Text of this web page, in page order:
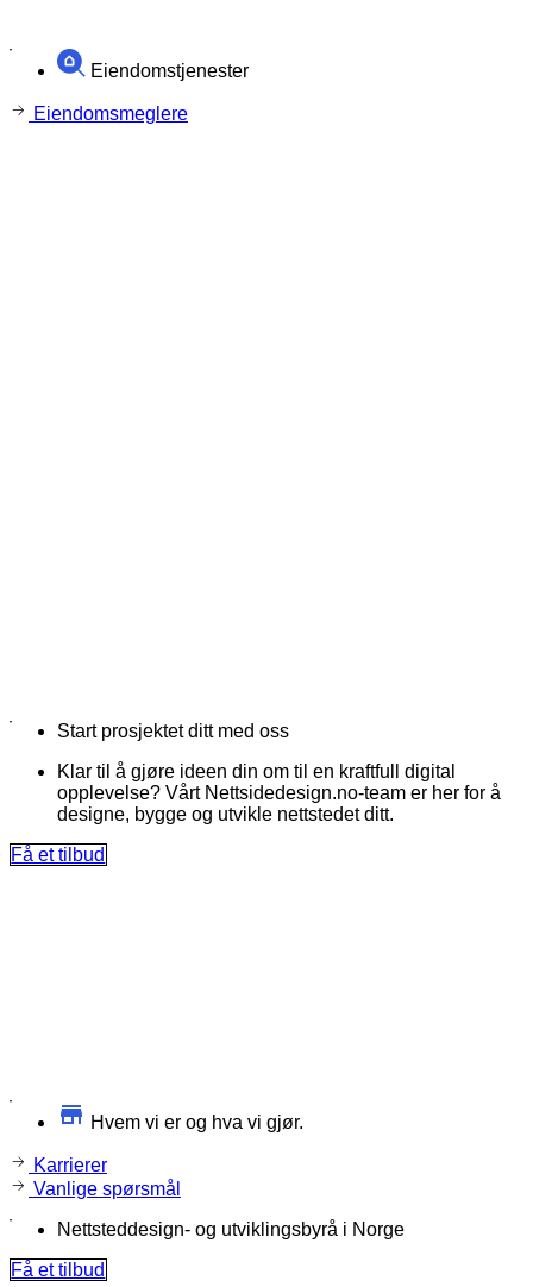
Eiendomstjenester
Eiendomsmeglere
Start prosjektet ditt med oss
Klar til å gjøre ideen din om til en kraftfull digital
opplevelse? Vårt Nettsidedesign.no-team er her for å
designe, bygge og utvikle nettstedet ditt.
Få et tilbud
Hvem vi er og hva vi gjør.
Karrierer
Vanlige spørsmål
Nettsteddesign- og utviklingsbyrå i Norge
Få et tilbud